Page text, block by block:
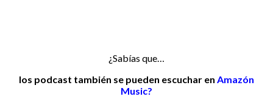
¿Sabías que…
los podcast también se pueden escuchar en Amazón
Music?